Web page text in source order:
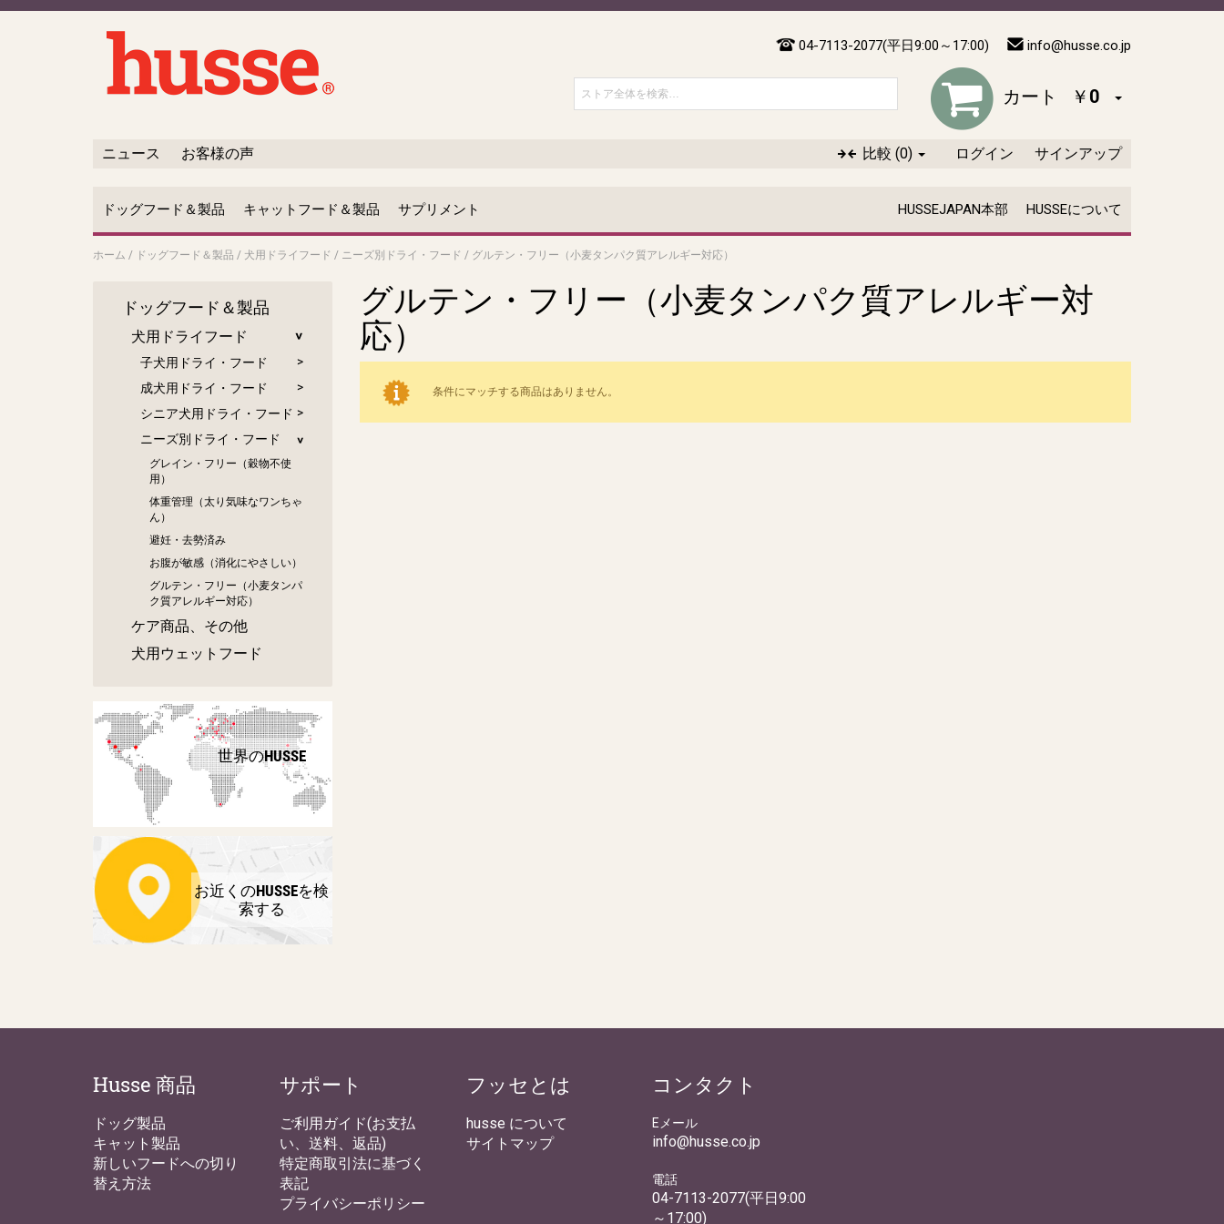
04-7113-2077(平日9:00～17:00) info@husse.co.jp
カート ￥0
比較 (0) ログイン サインアップ
ニュース お客様の声
ドッグフード＆製品 キャットフード＆製品 サプリメント HUSSEJAPAN本部 HUSSEについて
ホーム / ドッグフード＆製品 / 犬用ドライフード / ニーズ別ドライ・フード / グルテン・フリー（小麦タンパク質アレルギー対応）
グルテン・フリー（小麦タンパク質アレルギー対
応）
条件にマッチする商品はありません。
ドッグフード＆製品
犬用ドライフード
子犬用ドライ・フード
成犬用ドライ・フード
シニア犬用ドライ・フード
ニーズ別ドライ・フード
グレイン・フリー（穀物不使
用）
体重管理（太り気味なワンちゃ
ん）
避妊・去勢済み
お腹が敏感（消化にやさしい）
グルテン・フリー（小麦タンパ
ク質アレルギー対応）
ケア商品、その他
犬用ウェットフード
世界のHUSSE
お近くのHUSSEを検
索する
Husse 商品
ドッグ製品
キャット製品
新しいフードへの切り
替え方法
サポート
ご利用ガイド(お支払
い、送料、返品)
特定商取引法に基づく
表記
プライバシーポリシー
フッセとは
husse について
サイトマップ
コンタクト
Eメール
info@husse.co.jp
電話
04-7113-2077(平日9:00
～17:00)